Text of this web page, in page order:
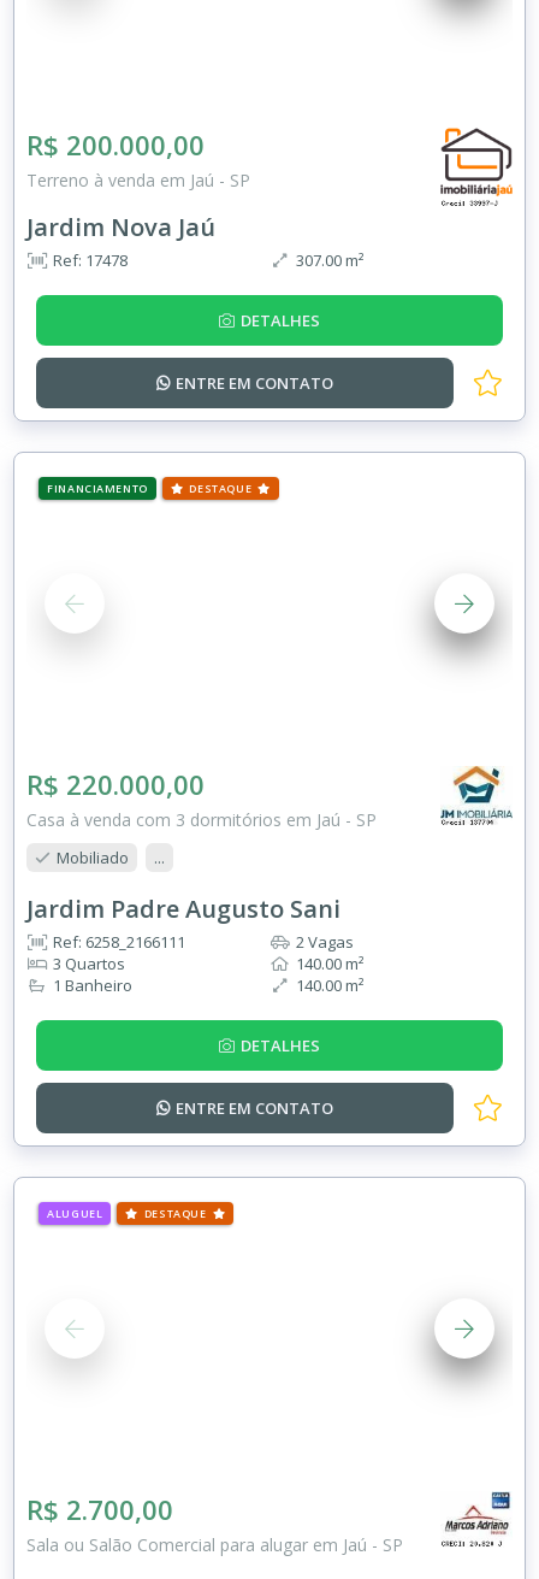
R$ 200.000,00
Terreno à venda em Jaú - SP
Jardim Nova Jaú
Ref: 17478 307.00 m²
DETALHES
ENTRE EM CONTATO
FINANCIAMENTO DESTAQUE
R$ 220.000,00
Casa à venda com 3 dormitórios em Jaú - SP
Mobiliado ...
Jardim Padre Augusto Sani
Ref: 6258_2166111
3 Quartos
1 Banheiro
2 Vagas
140.00 m²
140.00 m²
DETALHES
ENTRE EM CONTATO
ALUGUEL DESTAQUE
R$ 2.700,00
Sala ou Salão Comercial para alugar em Jaú - SP